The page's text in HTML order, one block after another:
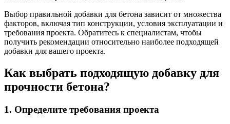
Выбор правильной добавки для бетона зависит от множества
факторов, включая тип конструкции, условия эксплуатации и
требования проекта. Обратитесь к специалистам, чтобы
получить рекомендации относительно наиболее подходящей
добавки для вашего проекта.
Как выбрать подходящую добавку для
прочности бетона?
1. Определите требования проекта